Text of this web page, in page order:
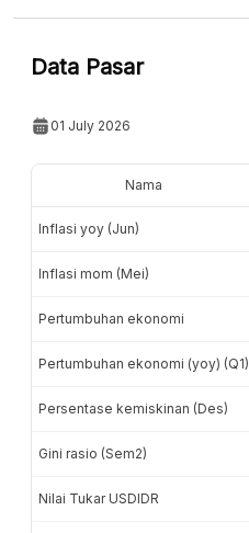
Data Pasar
01 July 2026
Nama
Inflasi yoy (Jun)
Inflasi mom (Mei)
Pertumbuhan ekonomi
Pertumbuhan ekonomi (yoy) (Q1)
Persentase kemiskinan (Des)
Gini rasio (Sem2)
Nilai Tukar USDIDR